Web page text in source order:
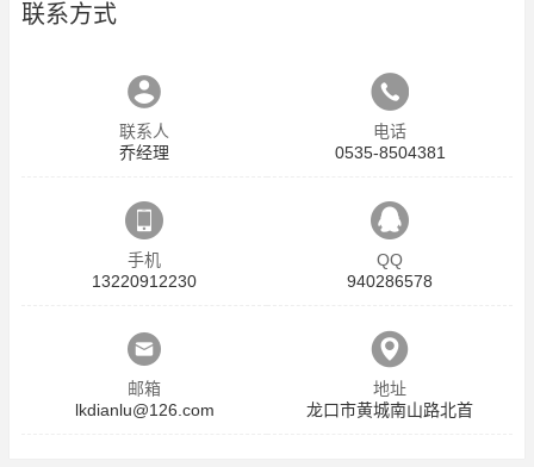
联系方式
联系人
乔经理
电话
0535-8504381
手机
13220912230
QQ
940286578
邮箱
lkdianlu@126.com
地址
龙口市黄城南山路北首